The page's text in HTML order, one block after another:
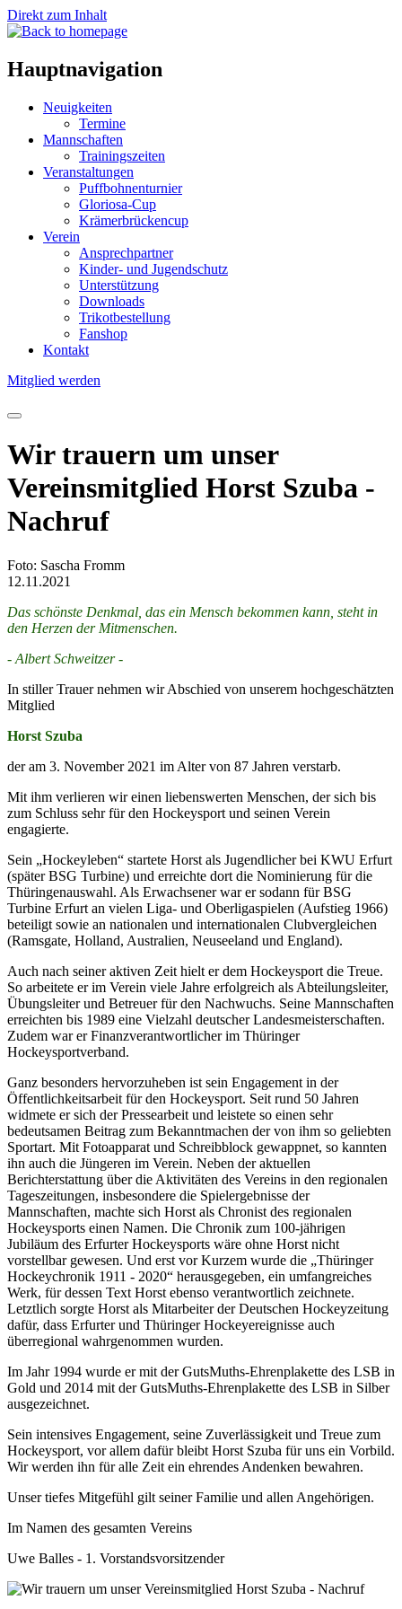
Direkt zum Inhalt
Hauptnavigation
Neuigkeiten
Termine
Mannschaften
Trainingszeiten
Veranstaltungen
Puffbohnenturnier
Gloriosa-Cup
Krämerbrückencup
Verein
Ansprechpartner
Kinder- und Jugendschutz
Unterstützung
Downloads
Trikotbestellung
Fanshop
Kontakt
Mitglied werden
Wir trauern um unser
Vereinsmitglied Horst Szuba -
Nachruf
Foto: Sascha Fromm
12.11.2021
Das schönste Denkmal, das ein Mensch bekommen kann, steht in
den Herzen der Mitmenschen.
- Albert Schweitzer -
In stiller Trauer nehmen wir Abschied von unserem hochgeschätzten
Mitglied
Horst Szuba
der am 3. November 2021 im Alter von 87 Jahren verstarb.
Mit ihm verlieren wir einen liebenswerten Menschen, der sich bis
zum Schluss sehr für den Hockeysport und seinen Verein
engagierte.
Sein „Hockeyleben“ startete Horst als Jugendlicher bei KWU Erfurt
(später BSG Turbine) und erreichte dort die Nominierung für die
Thüringenauswahl. Als Erwachsener war er sodann für BSG
Turbine Erfurt an vielen Liga- und Oberligaspielen (Aufstieg 1966)
beteiligt sowie an nationalen und internationalen Clubvergleichen
(Ramsgate, Holland, Australien, Neuseeland und England).
Auch nach seiner aktiven Zeit hielt er dem Hockeysport die Treue.
So arbeitete er im Verein viele Jahre erfolgreich als Abteilungsleiter,
Übungsleiter und Betreuer für den Nachwuchs. Seine Mannschaften
erreichten bis 1989 eine Vielzahl deutscher Landesmeisterschaften.
Zudem war er Finanzverantwortlicher im Thüringer
Hockeysportverband.
Ganz besonders hervorzuheben ist sein Engagement in der
Öffentlichkeitsarbeit für den Hockeysport. Seit rund 50 Jahren
widmete er sich der Pressearbeit und leistete so einen sehr
bedeutsamen Beitrag zum Bekanntmachen der von ihm so geliebten
Sportart. Mit Fotoapparat und Schreibblock gewappnet, so kannten
ihn auch die Jüngeren im Verein. Neben der aktuellen
Berichterstattung über die Aktivitäten des Vereins in den regionalen
Tageszeitungen, insbesondere die Spielergebnisse der
Mannschaften, machte sich Horst als Chronist des regionalen
Hockeysports einen Namen. Die Chronik zum 100-jährigen
Jubiläum des Erfurter Hockeysports wäre ohne Horst nicht
vorstellbar gewesen. Und erst vor Kurzem wurde die „Thüringer
Hockeychronik 1911 - 2020“ herausgegeben, ein umfangreiches
Werk, für dessen Text Horst ebenso verantwortlich zeichnete.
Letztlich sorgte Horst als Mitarbeiter der Deutschen Hockeyzeitung
dafür, dass Erfurter und Thüringer Hockeyereignisse auch
überregional wahrgenommen wurden.
Im Jahr 1994 wurde er mit der GutsMuths-Ehrenplakette des LSB in
Gold und 2014 mit der GutsMuths-Ehrenplakette des LSB in Silber
ausgezeichnet.
Sein intensives Engagement, seine Zuverlässigkeit und Treue zum
Hockeysport, vor allem dafür bleibt Horst Szuba für uns ein Vorbild.
Wir werden ihn für alle Zeit ein ehrendes Andenken bewahren.
Unser tiefes Mitgefühl gilt seiner Familie und allen Angehörigen.
Im Namen des gesamten Vereins
Uwe Balles - 1. Vorstandsvorsitzender